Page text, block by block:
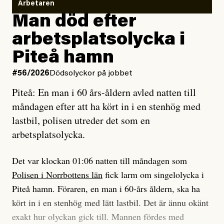
Vem är det som Dagens ETC skriver för?
Vad betyder det att vara en röd, grön och oberoende
tidning?
Vad är bra journalistik?
Ett försök till korta svar som jag hoppas kan förtydliga
för Kuhn och Sassarinis-McGowan och andra hur jag
som chefredaktör ser på Dagens ETC:s uppdrag och
roll.
Vi skriver för våra läsare som vill bli informerade,
överraskade, bekräftade, utmanade – och som kräver
att vi granskar allt och alla.
Vi är som sagt en röd, grön och oberoende tidning.
Jag lärde mig renovera
enligt uråldrig metod
och lade min sista ungdom
på att laga en gammal bod.
Jag sökte ljuset och meningen,
efter det som var rent, rätt och sant,
och aldrig såg jag det klarare än
när jag ombord på bussen hjälpte en tant.
#23/2026Intervjun
Jesper Lundby: ”Livet i sig
är ganska politiskt”
Arbetaren
Man död efter
arbetsplatsolycka i
Piteå hamn
#56/2026 Dödsolyckor på jobbet
Piteå: En man i 60 års-åldern avled natten till
måndagen efter att ha kört in i en stenhög med
lastbil, polisen utreder det som en
arbetsplatsolycka.
Det var klockan 01:06 natten till måndagen som
Polisen i Norrbottens län fick larm om singelolycka i
Piteå hamn. Föraren, en man i 60-års åldern, ska ha
kört in i en stenhög med lätt lastbil. Det är ännu okänt
exakt hur olyckan gick till. Mannen fördes med